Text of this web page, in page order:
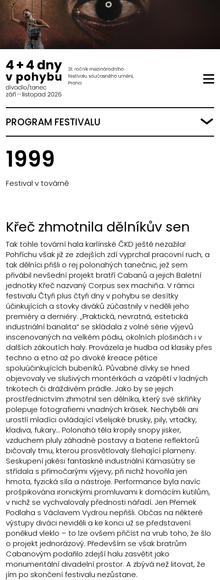
PROGRAM FESTIVALU
1999
Festival v továrně
Křeč zhmotnila dělníkův sen
Tak tohle tovární hala karlínské ČKD ještě nezažila!
Pohříchu však již ze zdejších zdí vyprchal pracovní ruch, a
tak dělníci přišli o rej polonahých tanečnic, jež sem
přivábil nevšední projekt bratří Cabanů a jejich Baletní
jednotky Křeč nazvaný Corpus sex machiňa. V rámci
festivalu Čtyři plus čtyři dny v pohybu se desítky
účinkujících a stovky diváků zúčastnily v neděli jeho
premiéry a derniéry. „Praktická, nevratná, estetická
industriální banalita“ se skládala z volné série výjevů
inscenovaných na velkém pódiu, okolních plošinách i v
dalších zákoutích haly. Provázela je hudba od klasiky přes
techno a etno až po divoké kreace pětice
spoluúčinkujících bubeníků. Půvabné dívky se hned
objevovaly ve slušivých montérkách a vzápětí v ladných
trikotech či dráždivém prádle. Jako by se jejich
prostřednictvím zhmotnil sen dělníka, který své skříňky
polepuje fotografiemi vnadných krásek. Nechyběli ani
urostlí mladíci ovládající všelijaké brusky, pily, vrtačky,
kladiva, fukary… Polonahá těla kropily snopy jisker,
vzduchem pluly záhadné postavy a baterie reflektorů
bičovaly tmu, kterou prosvětlovaly šlehající plameny.
Seskupení jakési fantaskně industriální Kámasútry se
střídala s přímočarými výjevy, při nichž hovořila jen
hmota, fyzická síla a nástroje. Performance byla navíc
prošpikována ironickými promluvami k domácím kutilům,
v nichž se vychvalovaly přednosti nářadí. Jen Přemek
Podlaha s Václavem Vydrou nepřišli. Občas na některé
výstupy diváci neviděli a ke konci už se představení
poněkud vleklo – to lze ovšem přičíst na vrub toho, že šlo
o projekt jednorázový. Především se však bratrům
Cabanovým podařilo zdejší halu zasvětit jako
monumentální divadelní prostor. A zbývá než litovat, že
jím po skončení festivalu nezůstane.